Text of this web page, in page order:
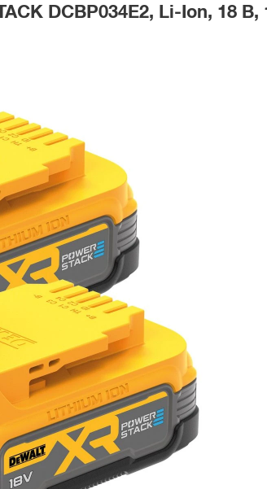
DCBP034E2, Li-Ion, 18 В,